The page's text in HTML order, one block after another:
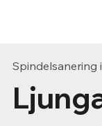
Spindelsanering i